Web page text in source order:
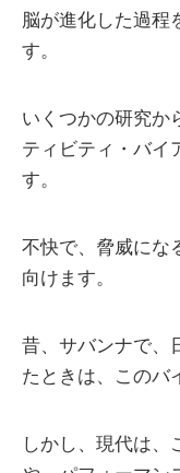
脳が進化した過程
す。
いくつかの研究か
ティビティ・バイ
す。
不快で、脅威にな
向けます。
昔、サバンナで、
たときは、このバ
しかし、現代は、